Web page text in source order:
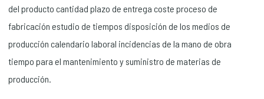
del producto cantidad plazo de entrega coste proceso de
fabricación estudio de tiempos disposición de los medios de
producción calendario laboral incidencias de la mano de obra
tiempo para el mantenimiento y suministro de materias de
producción.